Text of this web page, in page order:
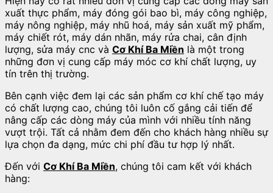
xuất thực phẩm, máy đóng gói bao bì, máy công nghiệp,
máy nông nghiệp, máy nhũ hoá, máy sản xuất mỹ phẩm,
máy chiết rót, máy dán nhãn, máy rửa chai, cân định
lượng, sửa máy cnc và Cơ Khí Ba Miền là một trong
những đơn vị cung cấp máy móc cơ khí chất lượng, uy
tín trên thị trường.
Bên cạnh việc đem lại các sản phẩm cơ khí chế tạo máy
có chất lượng cao, chúng tôi luôn cố gắng cải tiến để
nâng cấp các dòng máy của mình với nhiều tính năng
vượt trội. Tất cả nhằm đem đến cho khách hàng nhiều sự
lựa chọn đa dạng, mức chi phí đầu tư hợp lý nhất.
Đến với Cơ Khí Ba Miền, chúng tôi cam kết với khách
hàng: